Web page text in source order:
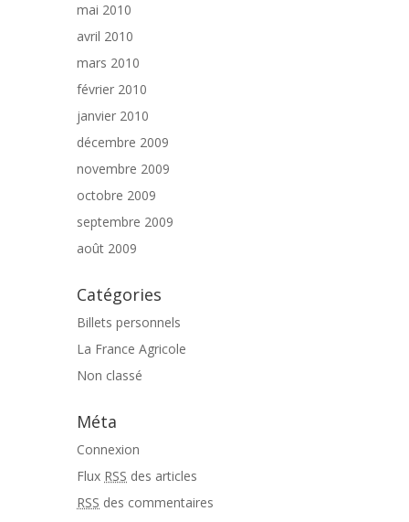
mai 2010
avril 2010
mars 2010
février 2010
janvier 2010
décembre 2009
novembre 2009
octobre 2009
septembre 2009
août 2009
Catégories
Billets personnels
La France Agricole
Non classé
Méta
Connexion
Flux RSS des articles
RSS des commentaires